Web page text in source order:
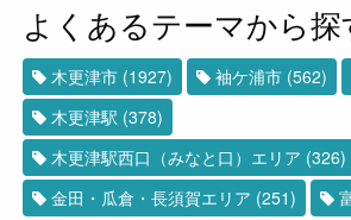
よくあるテーマから探
木更津市 (1927) 袖ケ浦市 (562)
木更津駅 (378)
木更津駅西口（みなと口）エリア (326)
金田・瓜倉・長須賀エリア (251)